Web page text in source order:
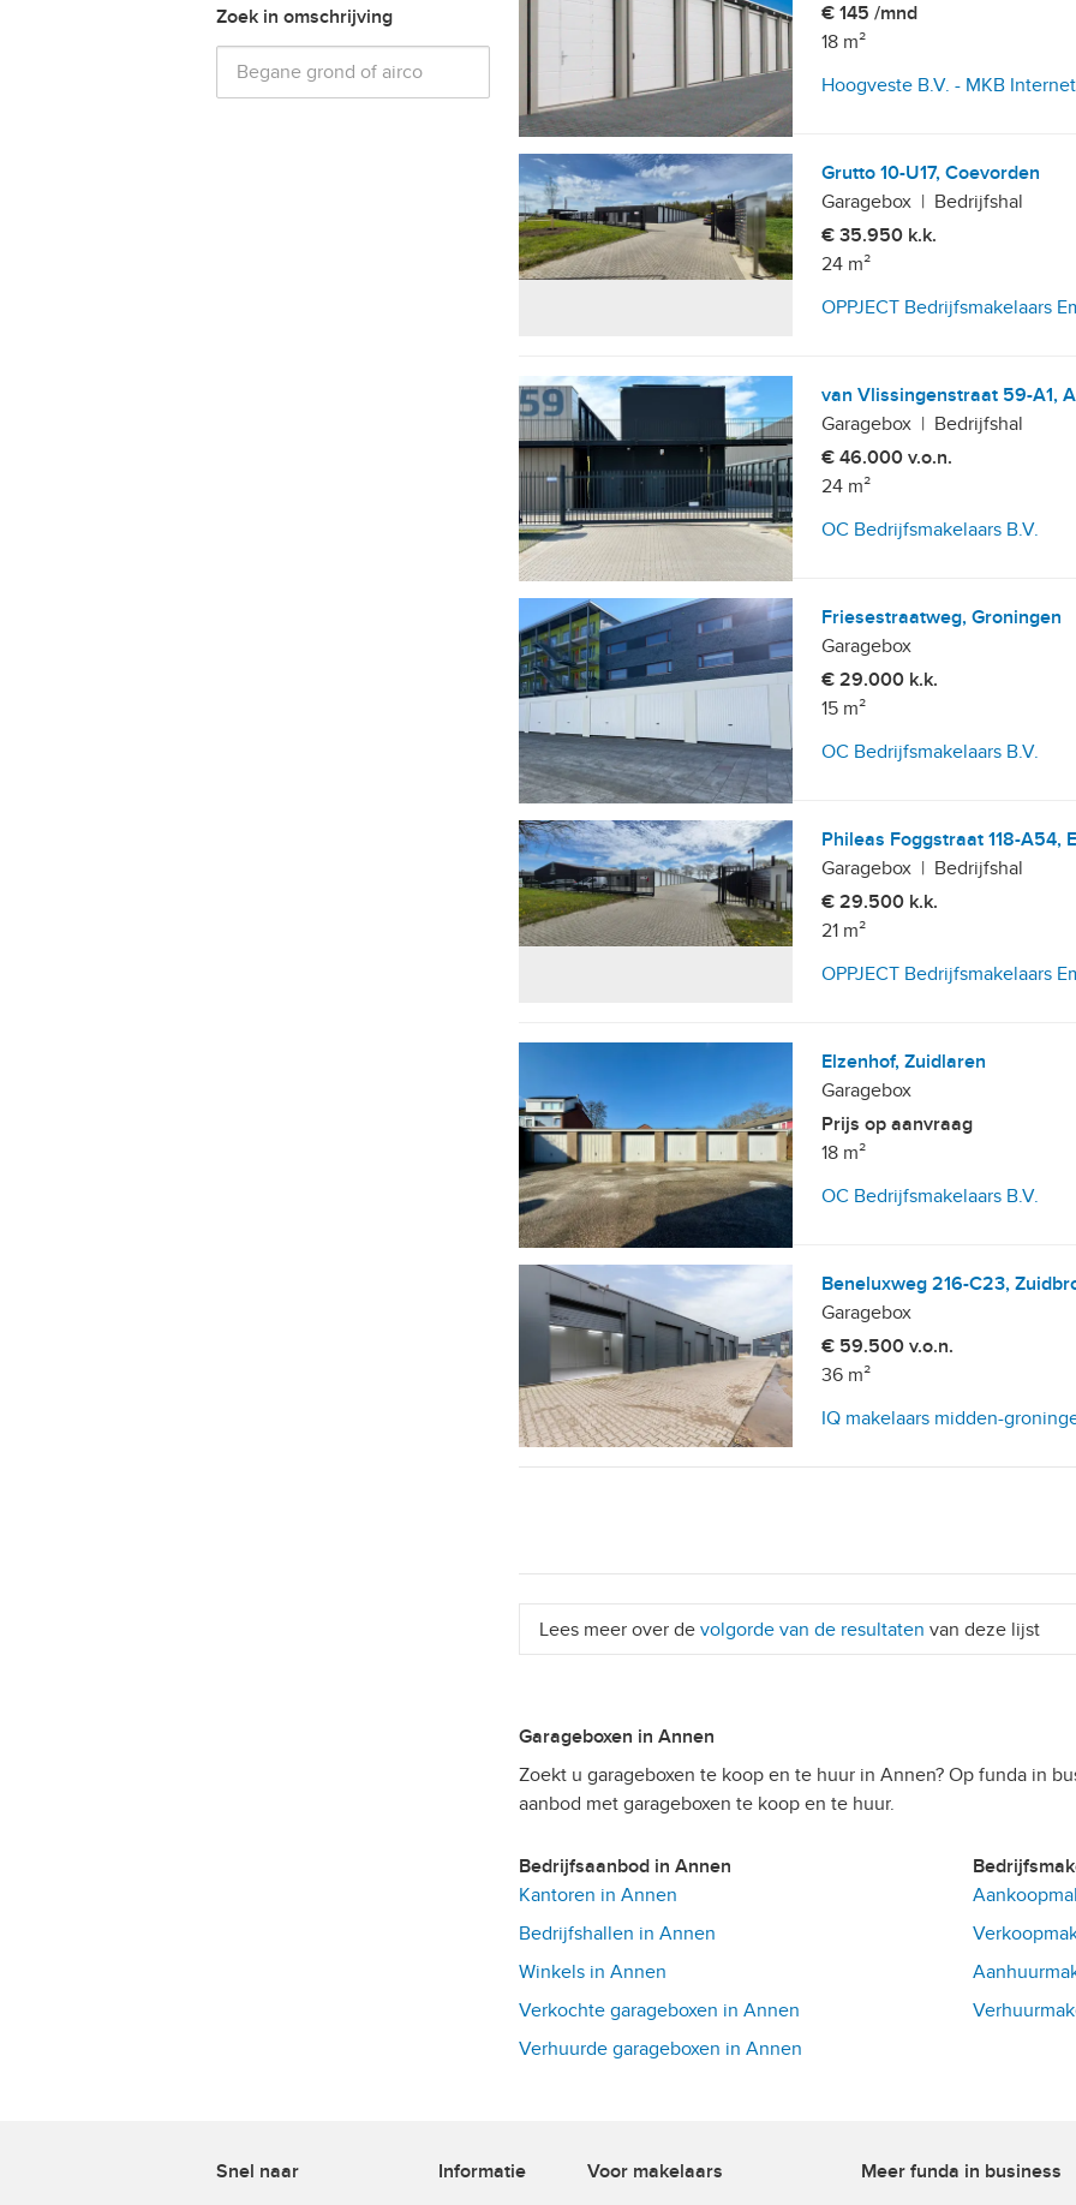
Zoek in omschrijving
€ 145 /mnd
18 m²
Hoogveste B.V. - MKB
Grutto 10-U17, Coevorden
Garagebox | Bedrijfshal
€ 35.950 k.k.
24 m²
OPPJECT Bedrijfsmakelaars
van Vlissingenstraat 59-A1,
Garagebox | Bedrijfshal
€ 46.000 v.o.n.
24 m²
OC Bedrijfsmakelaars B.V.
Friesestraatweg, Groningen
Garagebox
€ 29.000 k.k.
15 m²
OC Bedrijfsmakelaars B.V.
Phileas Foggstraat 118-A54,
Garagebox | Bedrijfshal
€ 29.500 k.k.
21 m²
OPPJECT Bedrijfsmakelaars
Elzenhof, Zuidlaren
Garagebox
Prijs op aanvraag
18 m²
OC Bedrijfsmakelaars B.V.
Beneluxweg 216-C23,
Garagebox
€ 59.500 v.o.n.
36 m²
IQ makelaars midden-
Lees meer over de volgorde van de resultaten van deze lijst
Garageboxen in Annen
Zoekt u garageboxen te koop en te huur in Annen? Op funda in
aanbod met garageboxen te koop en te huur.
Bedrijfsaanbod in Annen
Kantoren in Annen
Bedrijfshallen in Annen
Winkels in Annen
Verkochte garageboxen in Annen
Verhuurde garageboxen in Annen
Snel naar
Informatie
Voor makelaars
Meer funda in business